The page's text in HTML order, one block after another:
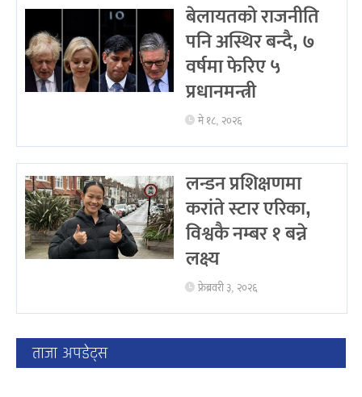
बेलायतको राजनीति
पनि अस्थिर बन्दै, ७
वर्षमा फेरिए ५
प्रधानमन्त्री
मे १८, २०२६
लन्डन प्रशिक्षणमा
करांते स्टार एरिका,
विश्वकै नम्बर १ बन्ने
लक्ष्य
फ्रेब्रवरी ३, २०२६
ताजा अपडेट्स